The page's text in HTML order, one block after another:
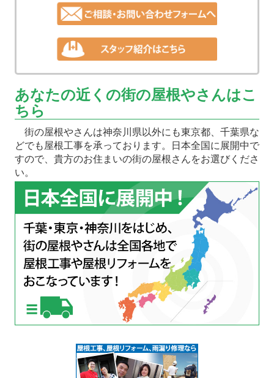
あなたの近くの街の屋根やさんはこ
ちら
街の屋根やさんは神奈川県以外にも東京都、千葉県な
どでも屋根工事を承っております。日本全国に展開中で
すので、貴方のお住まいの街の屋根さんをお選びくださ
い。